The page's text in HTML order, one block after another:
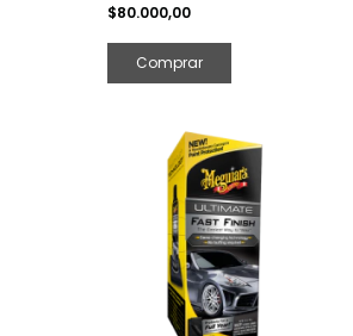
$80.000,00